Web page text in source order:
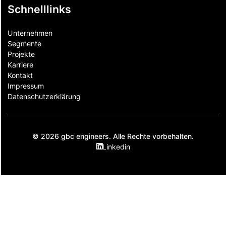
Schnelllinks
Unternehmen
Segmente
Projekte
Karriere
Kontakt
Impressum
Datenschutzerklärung
© 2026 gbc engineers. Alle Rechte vorbehalten.
Linkedin